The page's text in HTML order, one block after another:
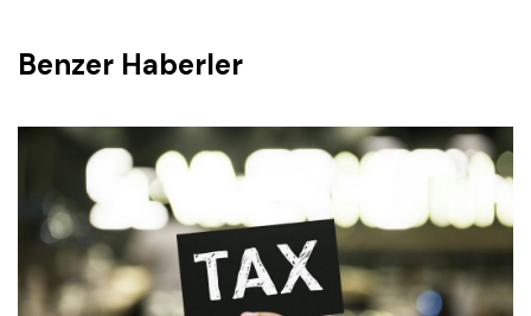
Benzer Haberler